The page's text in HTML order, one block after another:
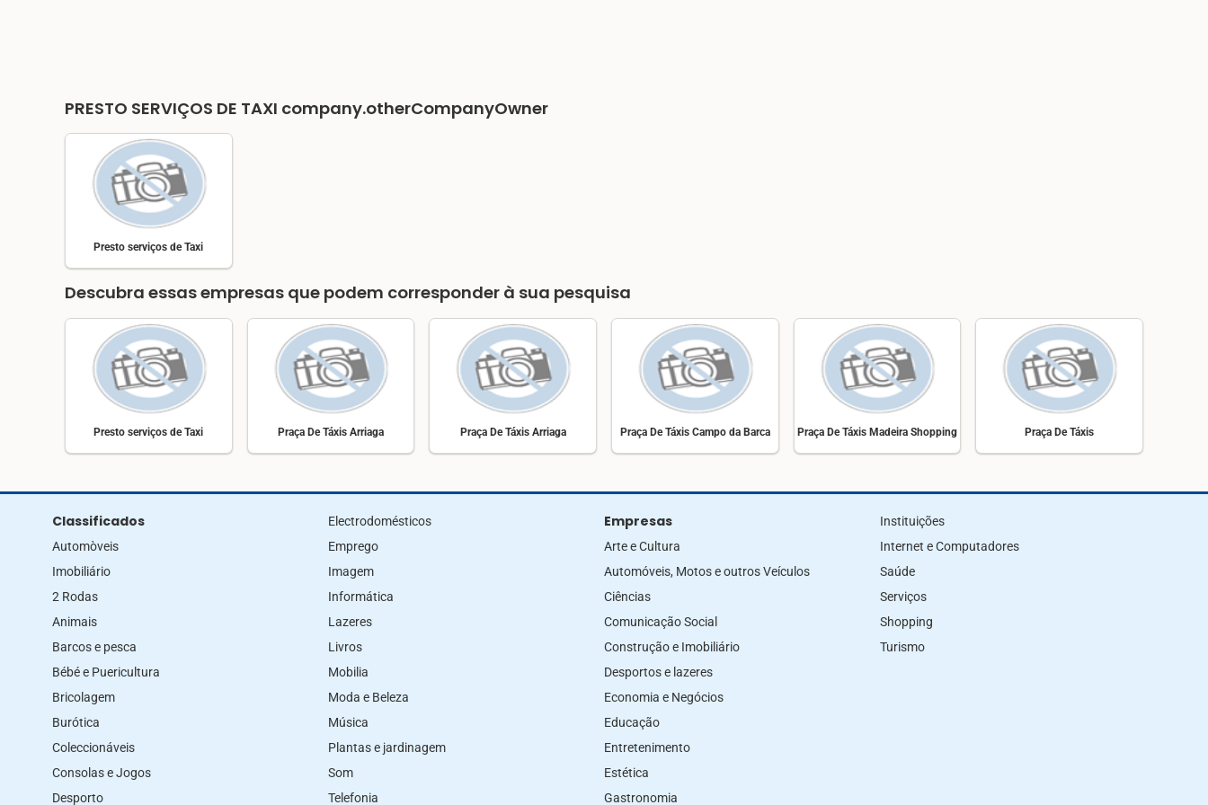
PRESTO SERVIÇOS DE TAXI company.otherCompanyOwner
Presto serviços de Taxi
Descubra essas empresas que podem corresponder à sua pesquisa
Presto serviços de Taxi Praça De Táxis Arriaga Praça De Táxis Arriaga Praça De Táxis Campo da Barca Praça De Táxis Madeira Shopping Praça De Táxis
Classificados
Automòveis
Imobiliário
2 Rodas
Animais
Barcos e pesca
Bébé e Puericultura
Bricolagem
Burótica
Coleccionáveis
Consolas e Jogos
Desporto
Electrodomésticos
Emprego
Imagem
Informática
Lazeres
Livros
Mobilia
Moda e Beleza
Música
Plantas e jardinagem
Som
Telefonia
Empresas
Arte e Cultura
Automóveis, Motos e outros Veículos
Ciências
Comunicação Social
Construção e Imobiliário
Desportos e lazeres
Economia e Negócios
Educação
Entretenimento
Estética
Gastronomia
Instituições
Internet e Computadores
Saúde
Serviços
Shopping
Turismo